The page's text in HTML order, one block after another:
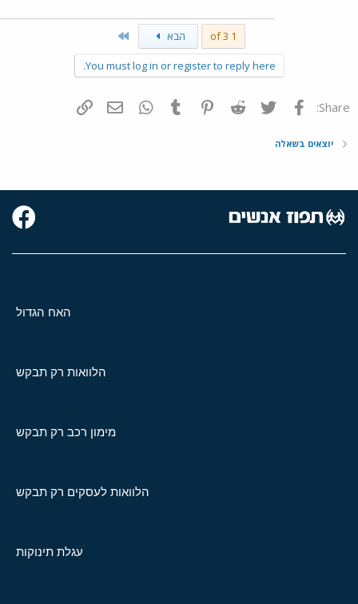
1 of 3 הבא
You must log in or register to reply here.
Share: פייסבוק Twitter
Reddit
Pinterest
Tumblr
WhatsAppדואר אלקטרוני
יוצאים בשאלה
האח הגדול
הלוואות רק תבקש
מימון רכב רק תבקש
הלוואות לעסקים רק תבקש
עגלת תינוקות